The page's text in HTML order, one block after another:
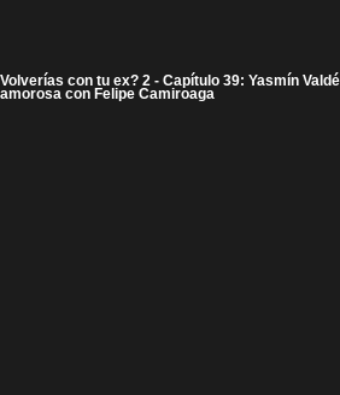
Volverías con tu ex? 2 - Capítulo 39: Yasmín
amorosa con Felipe Camiroaga